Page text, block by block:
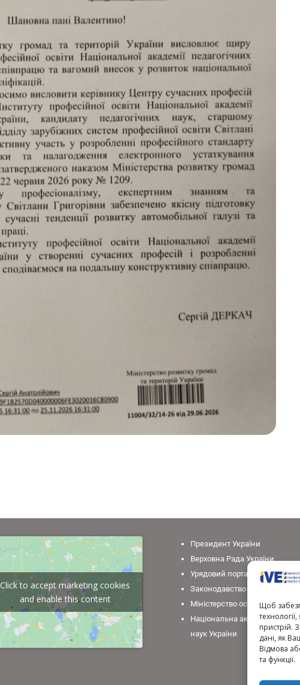
Щоб
пристрій.
дані, як
Відмова
та функції.
Click to accept marketing cookies
and enable this content
Президент України
Верховна Рада України
Урядовий портал
Законодавство України
Міністерство освіти і науки
Національна академія
наук України